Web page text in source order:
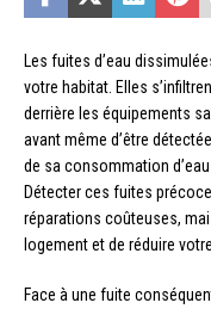
Les fuites d’eau
votre habitat. Elles
derrière les équipements
avant même d’être
de sa consommation
Détecter ces fuites
réparations coûteuses,
logement et de réduire
Face à une fuite